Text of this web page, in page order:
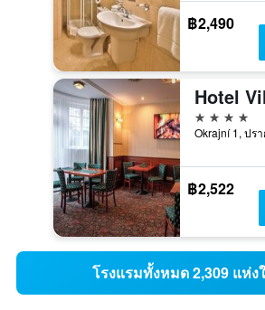
฿2,490
Hotel
4 ดาว
฿2,522
โรงแรมทั้งหมด 2,309 แห่ง